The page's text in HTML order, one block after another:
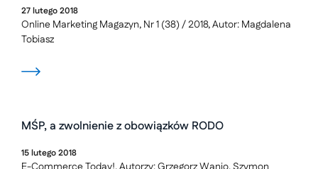
27lutego2018
Online Marketing Magazyn, Nr 1 (38) / 2018, Autor: Magdalena
Tobiasz
MŚP, a zwolnienie z obowiązków RODO
15lutego2018